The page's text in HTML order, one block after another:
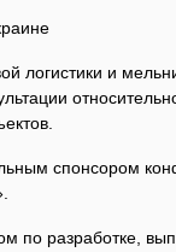
логистики и
спонсором
по разработке,